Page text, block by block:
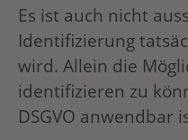
Es ist auch nicht
Identifizierung
wird. Allein die
identifizieren zu
DSGVO anwendbar